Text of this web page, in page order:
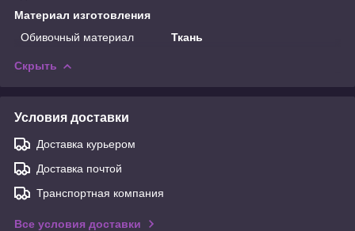
Материал изготовления
Обивочный материал
Ткань
Скрыть
Условия доставки
Доставка курьером
Доставка почтой
Транспортная компания
Все условия доставки